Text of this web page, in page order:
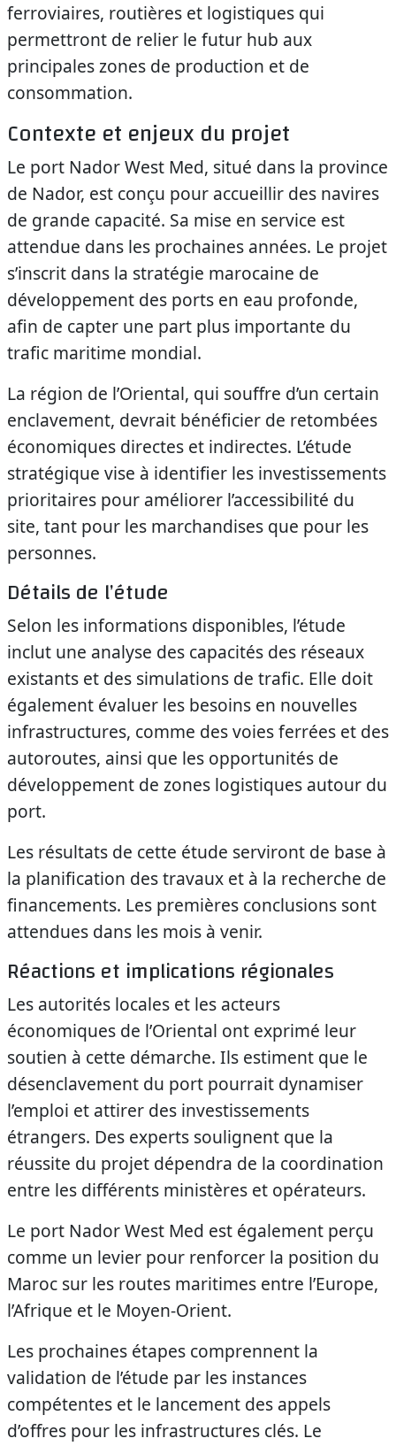
ferroviaires, routières et logistiques qui
permettront de relier le futur hub aux
principales zones de production et de
consommation.
Contexte et enjeux du projet
Le port Nador West Med, situé dans la province
de Nador, est conçu pour accueillir des navires
de grande capacité. Sa mise en service est
attendue dans les prochaines années. Le projet
s’inscrit dans la stratégie marocaine de
développement des ports en eau profonde,
afin de capter une part plus importante du
trafic maritime mondial.
La région de l’Oriental, qui souffre d’un certain
enclavement, devrait bénéficier de retombées
économiques directes et indirectes. L’étude
stratégique vise à identifier les investissements
prioritaires pour améliorer l’accessibilité du
site, tant pour les marchandises que pour les
personnes.
Détails de l’étude
Selon les informations disponibles, l’étude
inclut une analyse des capacités des réseaux
existants et des simulations de trafic. Elle doit
également évaluer les besoins en nouvelles
infrastructures, comme des voies ferrées et des
autoroutes, ainsi que les opportunités de
développement de zones logistiques autour du
port.
Les résultats de cette étude serviront de base à
la planification des travaux et à la recherche de
financements. Les premières conclusions sont
attendues dans les mois à venir.
Réactions et implications régionales
Les autorités locales et les acteurs
économiques de l’Oriental ont exprimé leur
soutien à cette démarche. Ils estiment que le
désenclavement du port pourrait dynamiser
l’emploi et attirer des investissements
étrangers. Des experts soulignent que la
réussite du projet dépendra de la coordination
entre les différents ministères et opérateurs.
Le port Nador West Med est également perçu
comme un levier pour renforcer la position du
Maroc sur les routes maritimes entre l’Europe,
l’Afrique et le Moyen-Orient.
Les prochaines étapes comprennent la
validation de l’étude par les instances
compétentes et le lancement des appels
d’offres pour les infrastructures clés. Le